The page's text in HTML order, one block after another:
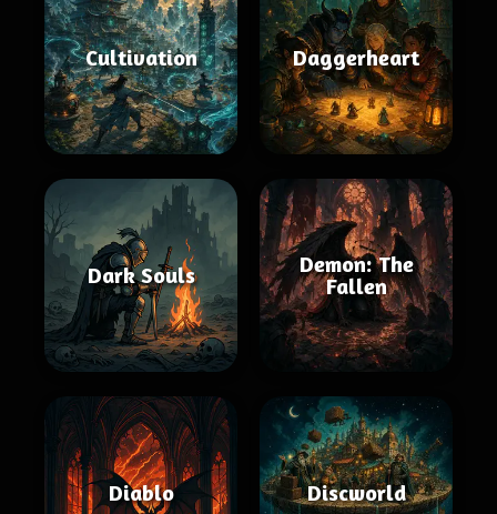
Cultivation Daggerheart
Dark Souls
Demon: The
Fallen
Diablo Discworld